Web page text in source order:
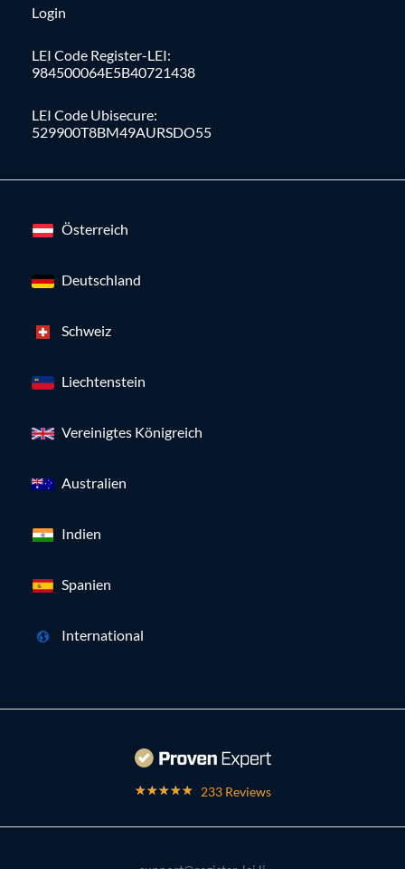
Login
LEI Code Register-LEI:
984500064E5B40721438
LEI Code Ubisecure:
529900T8BM49AURSDO55
Österreich
Deutschland
Schweiz
Liechtenstein
Vereinigtes Königreich
Australien
Indien
Spanien
International
233 Reviews